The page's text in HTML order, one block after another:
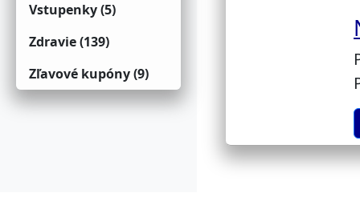
Vstupenky (5)
Zdravie (139)
Zľavové kupóny (9)